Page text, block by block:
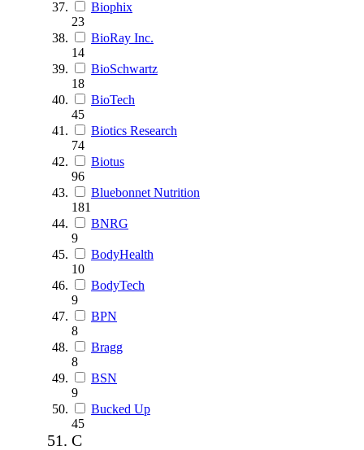
Biophix
23
BioRay Inc.
14
BioSchwartz
18
BioTech
45
Biotics Research
74
Biotus
96
Bluebonnet Nutrition
181
BNRG
9
BodyHealth
10
BodyTech
9
BPN
8
Bragg
8
BSN
9
Bucked Up
45
C